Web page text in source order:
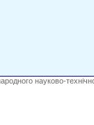
науково-